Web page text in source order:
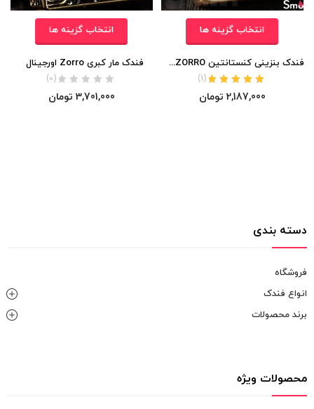
انتخاب گزینه ها
فندک بنزینی کنستانتین ZORRO (جعبه چوبی)
نمره 5.00از 5
(
1
)
2,187,000 تومان
انتخاب گزینه ها
فندک مار کبری Zorro اورجینال
(0)
3,701,000 تومان
دسته بندی
فروشگاه
انواع فندک
برند محصولات
محصولات ویژه